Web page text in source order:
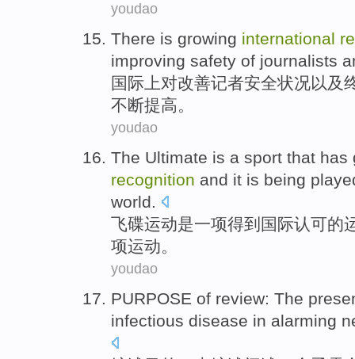
youdao
There is growing international
improving safety of journalists
国际 上对改善记者安全状况以及
不断提高。
youdao
The Ultimate is a sport that has
recognition and it is being
world.
飞碟运动是一项得到 国际认可的
项运动。
youdao
PURPOSE of review: The
infectious disease in alarming